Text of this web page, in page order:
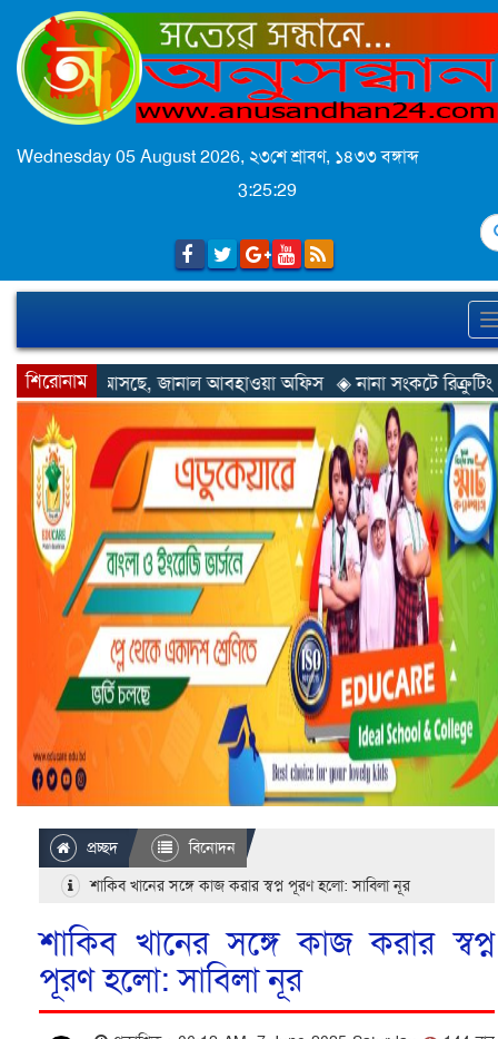
Wednesday 05 August 2026, ২৩শে শ্রাবণ, ১৪৩৩ বঙ্গাব্দ
3:25:31
শিরোনাম
আবহাওয়া অফিস ◈ নানা সংকটে রিক্রুটিং এজেন্সি, হুমকির মুখে শ্রম
প্রচ্ছদ
বিনোদন
শাকিব খানের সঙ্গে কাজ করার স্বপ্ন পূরণ হলো: সাবিলা নূর
শাকিব খানের সঙ্গে কাজ করার স্বপ্ন
পূরণ হলো: সাবিলা নূর